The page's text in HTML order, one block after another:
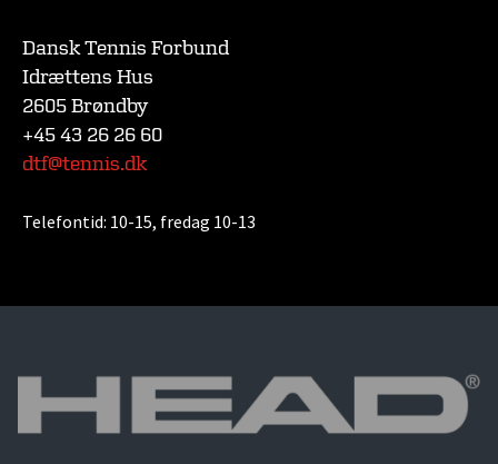
Dansk Tennis Forbund
Idrættens Hus
2605 Brøndby
+45 43 26 26 60
dtf@tennis.dk
Telefontid: 10-15, fredag 10-13